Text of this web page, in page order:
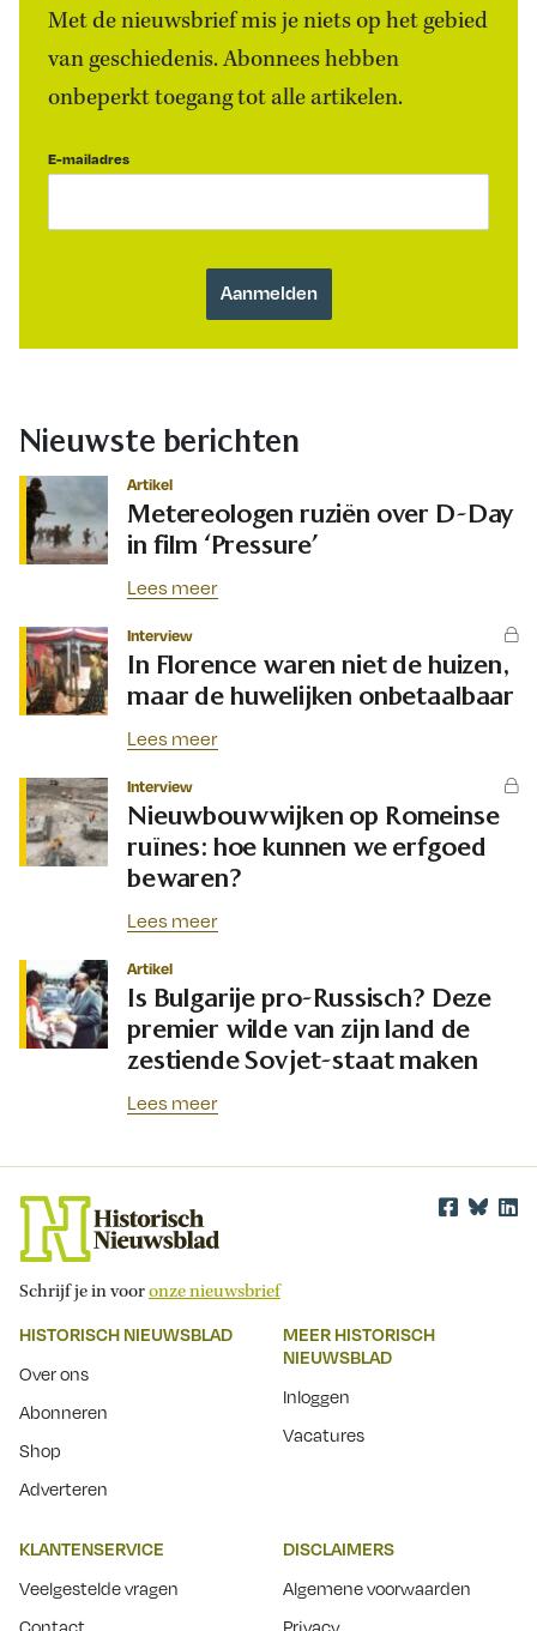
Met de nieuwsbrief mis je niets op het gebied
van geschiedenis. Abonnees hebben
onbeperkt toegang tot alle artikelen.
E-mailadres
Nieuwste berichten
Artikel
Metereologen ruziën over D-Day
in film ‘Pressure’
Lees meer
Interview
In Florence waren niet de huizen,
maar de huwelijken onbetaalbaar
Lees meer
Interview
Nieuwbouwwijken op Romeinse
ruïnes: hoe kunnen we erfgoed
bewaren?
Lees meer
Artikel
Is Bulgarije pro-Russisch? Deze
premier wilde van zijn land de
zestiende Sovjet-staat maken
Lees meer
Schrijf je in vooronze nieuwsbrief
HISTORISCH NIEUWSBLAD
Over ons
Abonneren
Shop
Adverteren
MEER HISTORISCH
NIEUWSBLAD
Inloggen
Vacatures
KLANTENSERVICE
Veelgestelde vragen
Contact
DISCLAIMERS
Algemene voorwaarden
Privacy